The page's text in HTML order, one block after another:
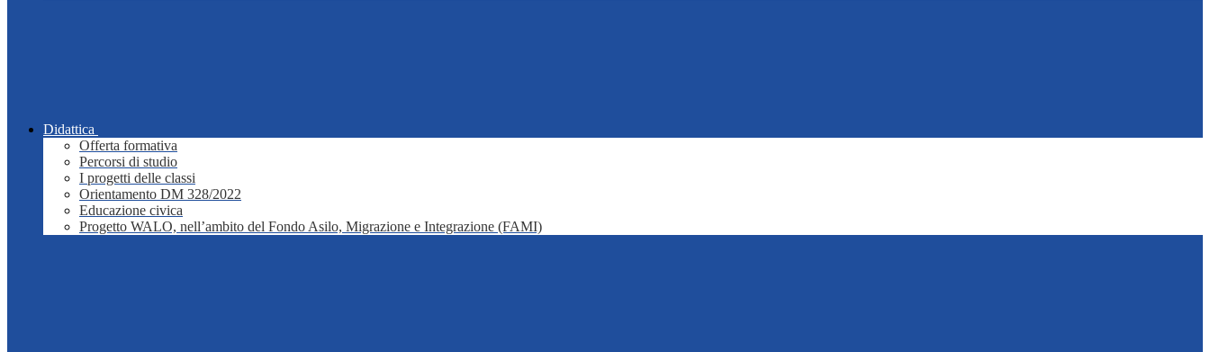
Didattica
Offerta formativa
Percorsi di studio
I progetti delle classi
Orientamento DM 328/2022
Educazione civica
Progetto WALO, nell’ambito del Fondo Asilo, Migrazione e Integrazione (FAMI)